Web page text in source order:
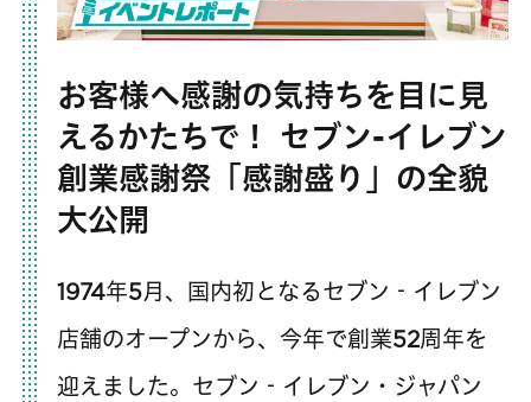
お客様へ感謝の気持ちを目に見
えるかたちで！ セブン-イレブン
創業感謝祭「感謝盛り」の全貌
大公開
1974年5月、国内初となるセブン‐イレブン
店舗のオープンから、今年で創業52周年を
迎えました。セブン‐イレブン・ジャパン